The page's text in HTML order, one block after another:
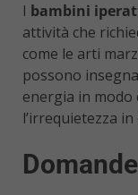
I bambini
attività che
come le arti
possono
energia in
l’irrequietezza